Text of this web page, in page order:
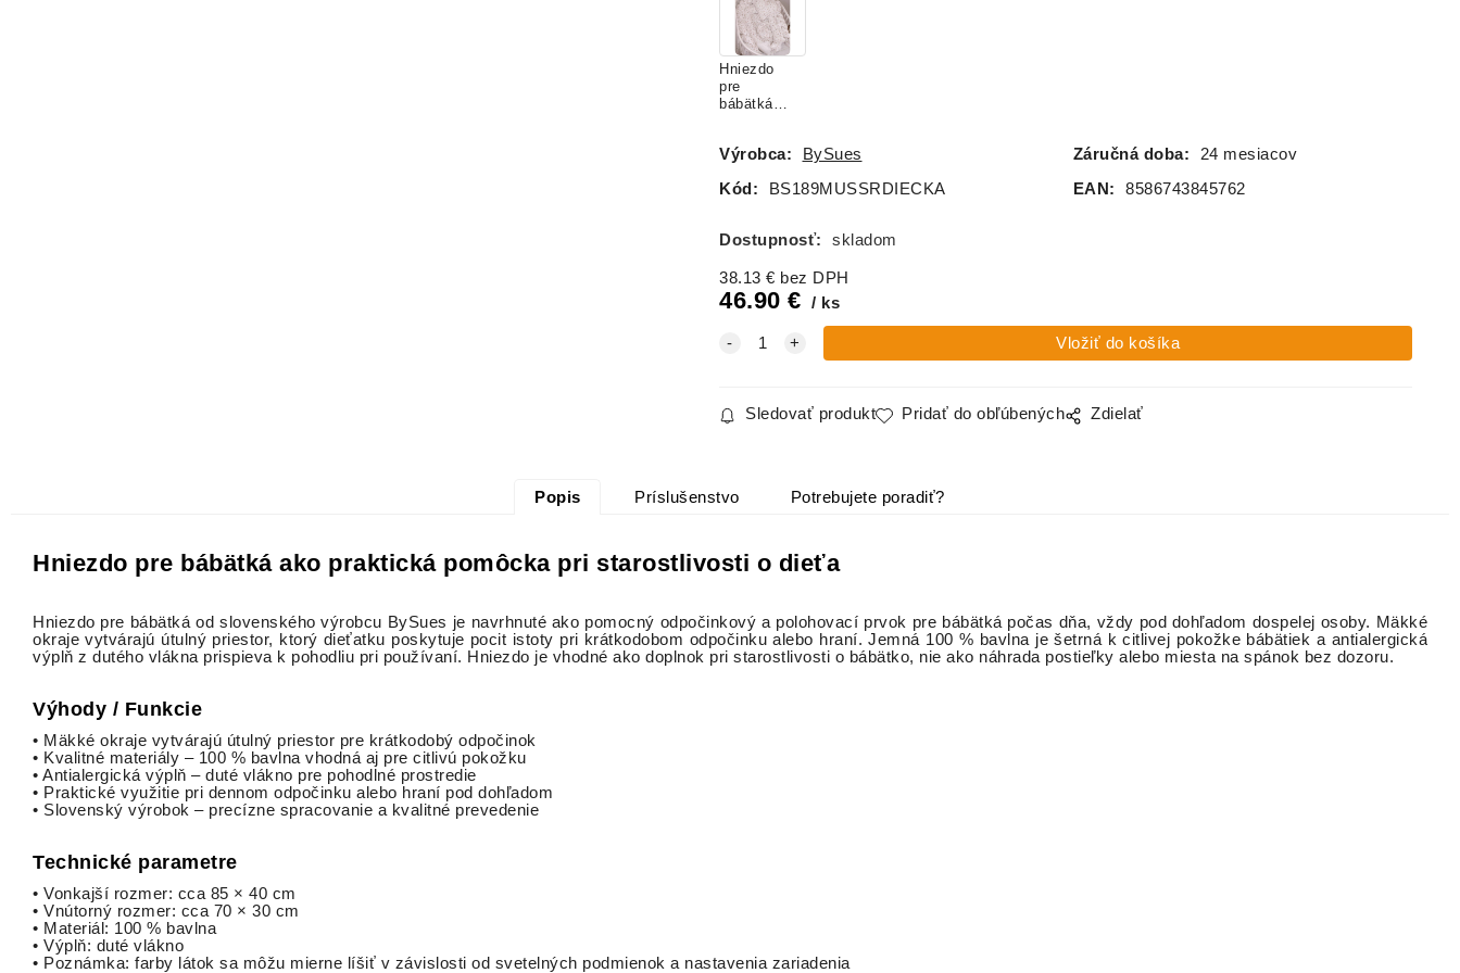
mušelín -
BIELE
Hniezdo
pre
bábätká
RUŽIČKY
Výrobca: BySues Záručná doba:
24 mesiacov
Kód:
BS189MUSSRDIECKA EAN: 8586743845762
Dostupnosť: skladom
38.13 € bez DPH
46.90 € ks
Sledovať produkt Pridať do obľúbených Zdielať
Popis Príslušenstvo Potrebujete poradiť?
Hniezdo pre bábätká ako praktická pomôcka pri starostlivosti o dieťa
Hniezdo pre bábätká od slovenského výrobcu BySues je navrhnuté ako pomocný odpočinkový a polohovací prvok pre bábätká počas dňa, vždy pod dohľadom dospelej osoby. Mäkké
okraje vytvárajú útulný priestor, ktorý dieťatku poskytuje pocit istoty pri krátkodobom odpočinku alebo hraní. Jemná 100 % bavlna je šetrná k citlivej pokožke bábätiek a antialergická
výplň z dutého vlákna prispieva k pohodliu pri používaní. Hniezdo je vhodné ako doplnok pri starostlivosti o bábätko, nie ako náhrada postieľky alebo miesta na spánok bez dozoru.
Výhody / Funkcie
• Mäkké okraje vytvárajú útulný priestor pre krátkodobý odpočinok
• Kvalitné materiály – 100 % bavlna vhodná aj pre citlivú pokožku
• Antialergická výplň – duté vlákno pre pohodlné prostredie
• Praktické využitie pri dennom odpočinku alebo hraní pod dohľadom
• Slovenský výrobok – precízne spracovanie a kvalitné prevedenie
Technické parametre
• Vonkajší rozmer: cca 85 × 40 cm
• Vnútorný rozmer: cca 70 × 30 cm
• Materiál: 100 % bavlna
• Výplň: duté vlákno
• Poznámka: farby látok sa môžu mierne líšiť v závislosti od svetelných podmienok a nastavenia zariadenia